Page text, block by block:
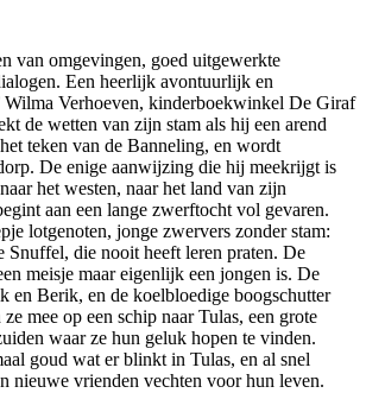
van omgevingen, goed uitgewerkte
Een heerlijk avontuurlijk en
Wilma Verhoeven, kinderboekwinkel De Giraf
de wetten van zijn stam als hij een arend
teken van de Banneling, en wordt
De enige aanwijzing die hij meekrijgt is
het westen, naar het land van zijn
aan een lange zwerftocht vol gevaren.
lotgenoten, jonge zwervers zonder stam:
Snuffel, die nooit heeft leren praten. De
meisje maar eigenlijk een jongen is. De
en Berik, en de koelbloedige boogschutter
mee op een schip naar Tulas, een grote
waar ze hun geluk hopen te vinden.
goud wat er blinkt in Tulas, en al snel
nieuwe vrienden vechten voor hun leven.